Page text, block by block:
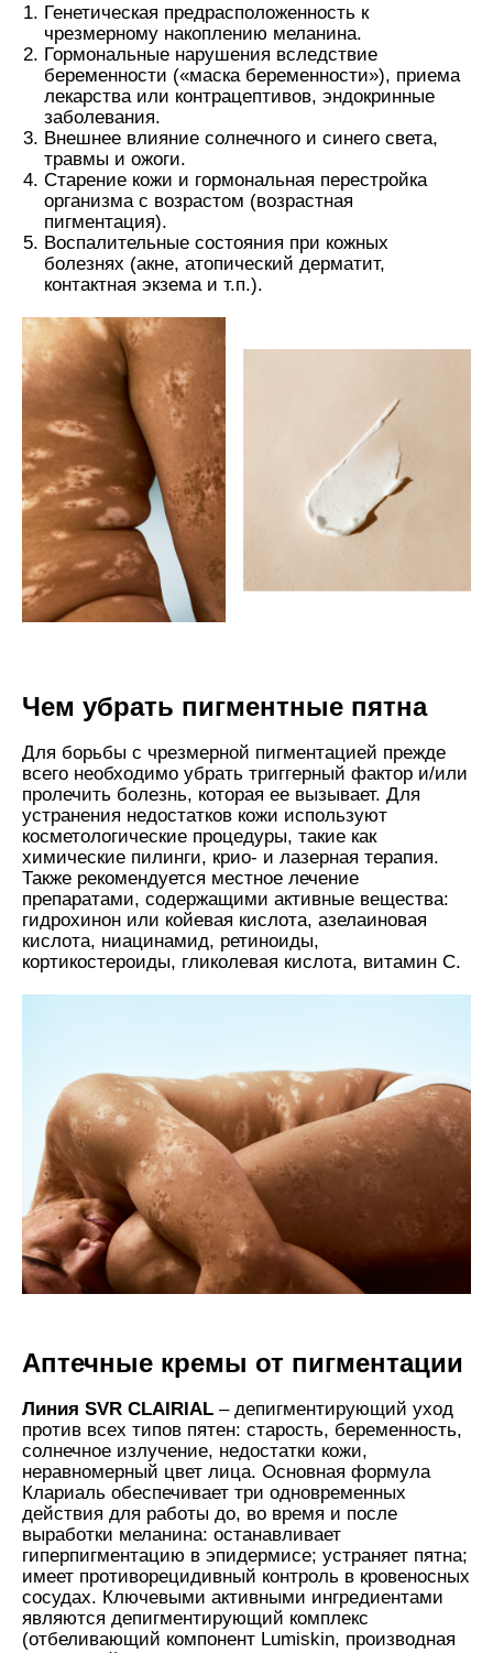
Генетическая предрасположенность к
чрезмерному накоплению меланина.
Гормональные нарушения вследствие
беременности («маска беременности»), приема
лекарства или контрацептивов, эндокринные
заболевания.
Внешнее влияние солнечного и синего света,
травмы и ожоги.
Старение кожи и гормональная перестройка
организма с возрастом (возрастная
пигментация).
Воспалительные состояния при кожных
болезнях (акне, атопический дерматит,
контактная экзема и т.п.).
Чем убрать пигментные пятна
Для борьбы с чрезмерной пигментацией прежде
всего необходимо убрать триггерный фактор и/или
пролечить болезнь, которая ее вызывает. Для
устранения недостатков кожи используют
косметологические процедуры, такие как
химические пилинги, крио- и лазерная терапия.
Также рекомендуется местное лечение
препаратами, содержащими активные вещества:
гидрохинон или койевая кислота, азелаиновая
кислота, ниацинамид, ретиноиды,
кортикостероиды, гликолевая кислота, витамин С.
Аптечные кремы от пигментации
Линия SVR CLAIRIAL – депигментирующий уход
против всех типов пятен: старость, беременность,
солнечное излучение, недостатки кожи,
неравномерный цвет лица. Основная формула
Клариаль обеспечивает три одновременных
действия для работы до, во время и после
выработки меланина: останавливает
гиперпигментацию в эпидермисе; устраняет пятна;
имеет противорецидивный контроль в кровеносных
сосудах. Ключевыми активными ингредиентами
являются депигментирующий комплекс
(отбеливающий компонент Lumiskin, производная